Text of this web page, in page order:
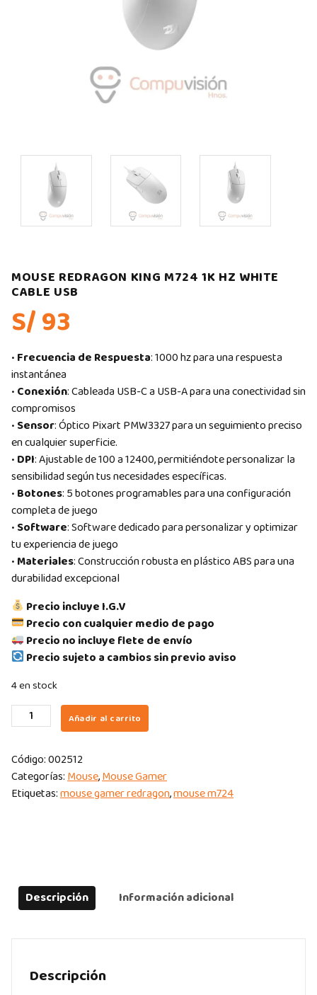
MOUSE REDRAGON KING M724 1K HZ WHITE
CABLE USB
S/ 93
• Frecuencia de Respuesta: 1000 hz para una respuesta
instantánea
• Conexión: Cableada USB-C a USB-A para una conectividad sin
compromisos
• Sensor: Óptico Pixart PMW3327 para un seguimiento preciso
en cualquier superficie.
• DPI: Ajustable de 100 a 12400, permitiéndote personalizar la
sensibilidad según tus necesidades específicas.
• Botones: 5 botones programables para una configuración
completa de juego
• Software: Software dedicado para personalizar y optimizar
tu experiencia de juego
• Materiales: Construcción robusta en plástico ABS para una
durabilidad excepcional
Precio incluye I.G.V
Precio con cualquier medio de pago
Precio no incluye flete de envío
Precio sujeto a cambios sin previo aviso
4 en stock
MOUSE
REDRAGON
M724
1K
HZ
Añadir al carrito
Código:002512
Categorías:Mouse,Mouse Gamer
Etiquetas:mouse gamer redragon,mouse m724
Descripción Información adicional
Descripción